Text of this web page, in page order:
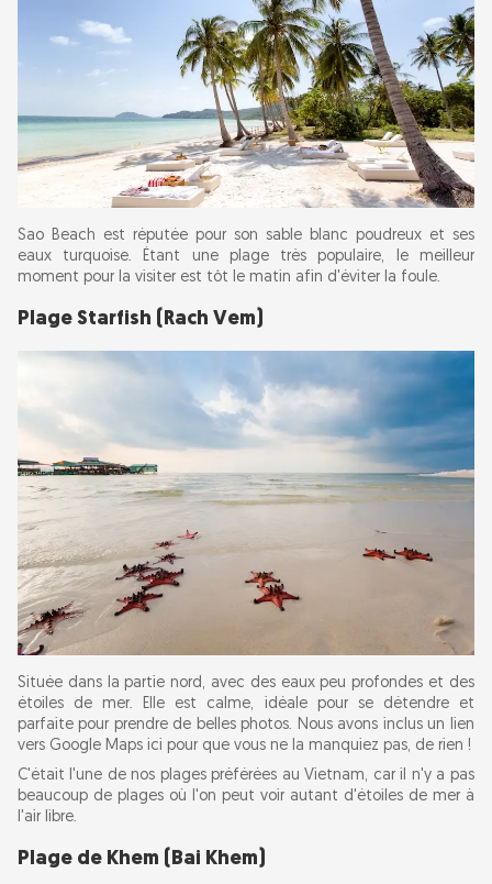
Sao Beach est réputée pour son sable blanc poudreux et ses
eaux turquoise. Étant une plage très populaire, le meilleur
moment pour la visiter est tôt le matin afin d'éviter la foule.
Plage Starfish (Rach Vem)
Située dans la partie nord, avec des eaux peu profondes et des
étoiles de mer. Elle est calme, idéale pour se détendre et
parfaite pour prendre de belles photos. Nous avons inclus un lien
vers Google Maps ici pour que vous ne la manquiez pas, de rien !
C'était l'une de nos plages préférées au Vietnam, car il n'y a pas
beaucoup de plages où l'on peut voir autant d'étoiles de mer à
l'air libre.
Plage de Khem (Bai Khem)